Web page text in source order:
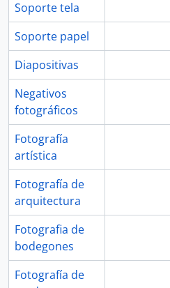
Soporte tela
Soporte papel
Diapositivas
Negativos
fotográficos
Fotografía
artística
Fotografía de
arquitectura
Fotografia de
bodegones
Fotografía de